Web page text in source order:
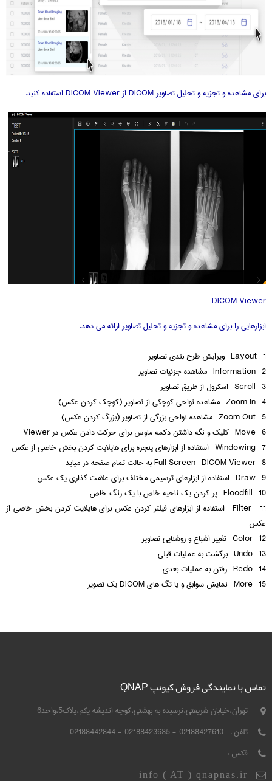
برای مشاهده و تجزیه و تحلیل تصاویر DICOM از DICOM Viewer استفاده کنید.
DICOM Viewer
ابزارهایی را برای مشاهده و تجزیه و تحلیل تصاویر ارائه می دهد.
1 Layout ویرایش طرح بندی تصاویر
2 Information مشاهده جزئیات تصاویر
3 Scroll اسکرول از طریق تصاویر
4 Zoom In مشاهده نواحی کوچکی از تصاویر (کوچک کردن عکس)
5 Zoom Out مشاهده نواحی بزرگی از تصاویر (بزرگ کردن عکس)
6 Move کلیک و نگه داشتن دکمه ماوس برای حرکت دادن عکس در Viewer
7 Windowing استفاده از ابزارهای پنجره برای هایلایت کردن بخش خاصی از عکس
8 Full Screen DICOM Viewer به حالت تمام صفحه در میاید
9 Draw استفاده از ابزارهای ترسیمی مختلف برای علامت گذاری یک عکس
10 Floodfill پر کردن یک ناحیه خاص با یک رنگ خاص
11 Filter استفاده از ابزارهای فیلتر کردن عکس برای هایلایت کردن بخش خاصی از
عکس
12 Color تغییر اشباع و روشنایی تصاویر
13 Undo برگشت به عملیات قبلی
14 Redo رفتن به عملیات بعدی
15 More نمایش سوابق و یا تگ های DICOM یک تصویر
تماس با نمایندگی فروش کیونپ QNAP
تهران،خیابان شریعتی،نرسیده به بهشتی،کوچه اندیشه یکم،پلاک5،واحد6
تلفن : 02188427610 - 02188423635 - 02188442844
فکس :
info ( AT ) qnapnas.ir